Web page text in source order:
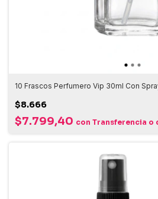
10 Frascos Perfumero Vip 30ml Con
$8.666
$7.799,40 con Transferencia o